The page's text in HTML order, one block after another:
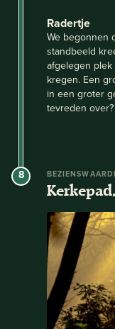
Radertje
We begonnen
standbeeld
afgelegen
kregen. Een
in een groter
tevreden over?
8